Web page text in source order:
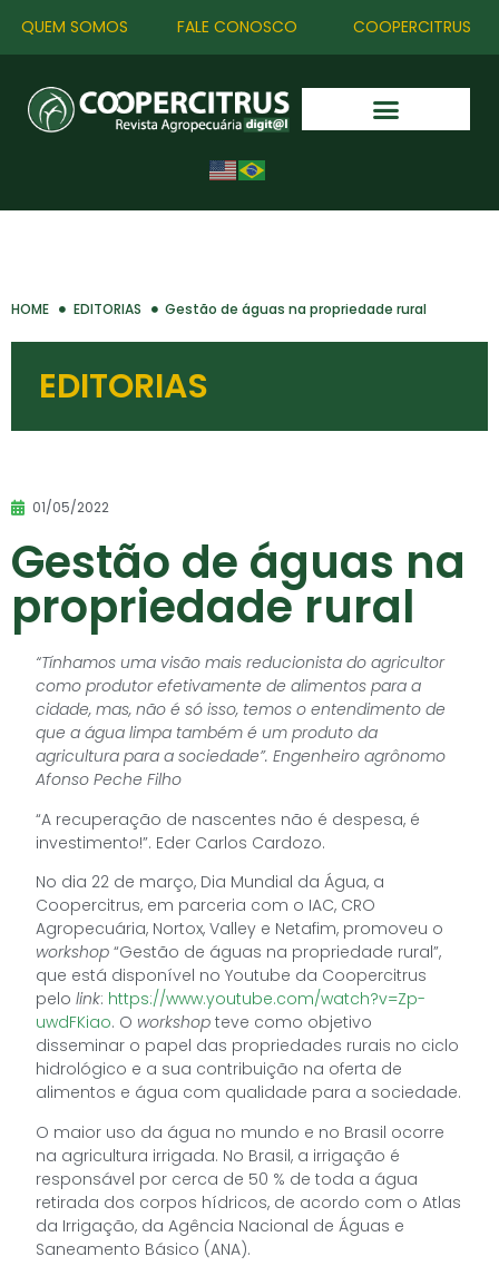
QUEM SOMOS FALE CONOSCO COOPERCITRUS
HOME EDITORIAS Gestão de águas na propriedade rural
EDITORIAS
01/05/2022
Gestão de águas na
propriedade rural
“Tínhamos uma visão mais reducionista do agricultor
como produtor efetivamente de alimentos para a
cidade, mas, não é só isso, temos o entendimento de
que a água limpa também é um produto da
agricultura para a sociedade”. Engenheiro agrônomo
Afonso Peche Filho
“A recuperação de nascentes não é despesa, é
investimento!”. Eder Carlos Cardozo.
No dia 22 de março, Dia Mundial da Água, a
Coopercitrus, em parceria com o IAC, CRO
Agropecuária, Nortox, Valley e Netafim, promoveu o
workshop “Gestão de águas na propriedade rural”,
que está disponível no Youtube da Coopercitrus
pelo link: https://www.youtube.com/watch?v=Zp-
uwdFKiao. O workshop teve como objetivo
disseminar o papel das propriedades rurais no ciclo
hidrológico e a sua contribuição na oferta de
alimentos e água com qualidade para a sociedade.
O maior uso da água no mundo e no Brasil ocorre
na agricultura irrigada. No Brasil, a irrigação é
responsável por cerca de 50 % de toda a água
retirada dos corpos hídricos, de acordo com o Atlas
da Irrigação, da Agência Nacional de Águas e
Saneamento Básico (ANA).